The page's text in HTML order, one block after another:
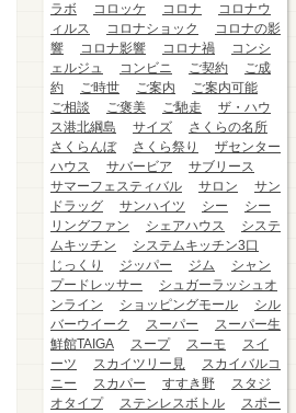
ラボ
コロッケ コロナ
コロナウ
ィルス
コロナショック
コロナの影
響
コロナ影響 コロナ禍
コンシ
ェルジュ
コンビニ ご契約
ご成
約
ご時世 ご案内
ご案内可能
ご相談
ご褒美 ご馳走
ザ・ハウ
ス港北綱島
サイズ
さくらの名所
さくらんぼ
さくら祭り
ザセンター
ハウス
サバービア
サブリース
サマーフェスティバル
サロン
サン
ドラッグ
サンハイツ シー
シー
リングファン
シェアハウス
システ
ムキッチン
システムキッチン3口
じっくり
ジッパー ジム
シャン
プードレッサー
シュガーラッシュオ
ンライン
ショッピングモール
シル
バーウイーク
スーパー
スーパー生
鮮館TAIGA
スープ スーモ
スイ
ーツ
スカイツリー見
スカイバルコ
ニー
スカパー すすき野
スタジ
オタイプ
ステンレスボトル
スポー